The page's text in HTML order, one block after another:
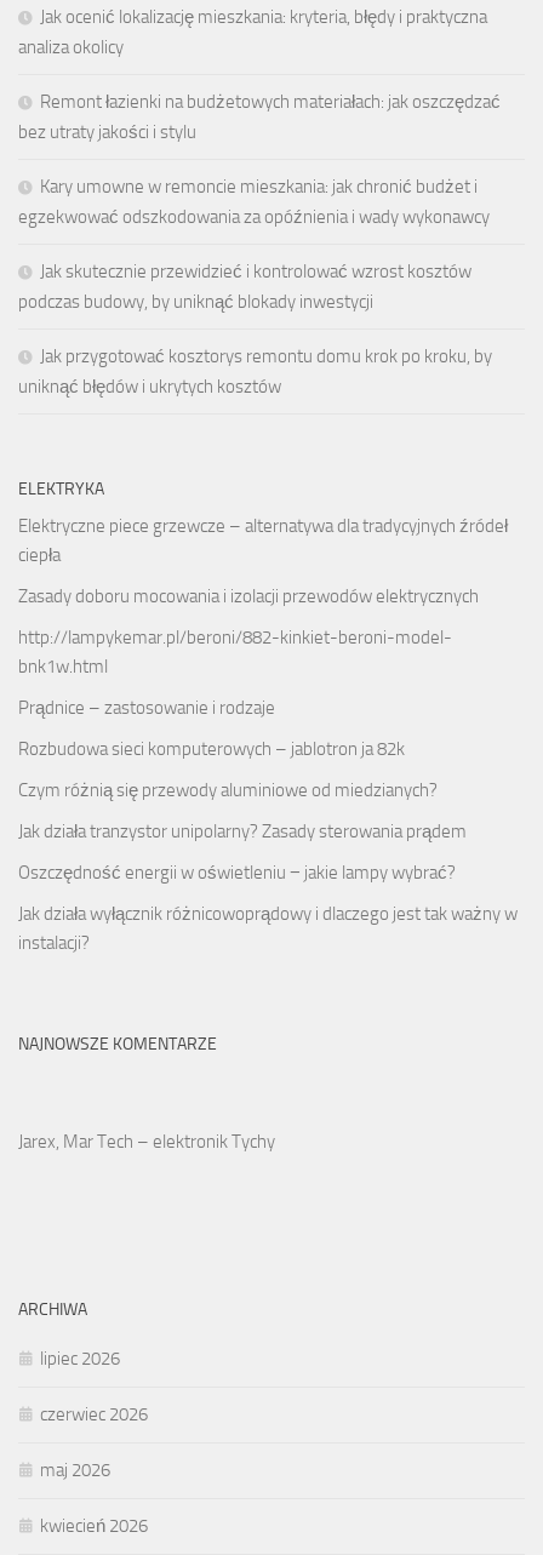
Jak ocenić lokalizację mieszkania: kryteria, błędy i praktyczna
analiza okolicy
Remont łazienki na budżetowych materiałach: jak oszczędzać
bez utraty jakości i stylu
Kary umowne w remoncie mieszkania: jak chronić budżet i
egzekwować odszkodowania za opóźnienia i wady wykonawcy
Jak skutecznie przewidzieć i kontrolować wzrost kosztów
podczas budowy, by uniknąć blokady inwestycji
Jak przygotować kosztorys remontu domu krok po kroku, by
uniknąć błędów i ukrytych kosztów
ELEKTRYKA
Elektryczne piece grzewcze – alternatywa dla tradycyjnych źródeł
ciepła
Zasady doboru mocowania i izolacji przewodów elektrycznych
http://lampykemar.pl/beroni/882-kinkiet-beroni-model-
bnk1w.html
Prądnice – zastosowanie i rodzaje
Rozbudowa sieci komputerowych – jablotron ja 82k
Czym różnią się przewody aluminiowe od miedzianych?
Jak działa tranzystor unipolarny? Zasady sterowania prądem
Oszczędność energii w oświetleniu − jakie lampy wybrać?
Jak działa wyłącznik różnicowoprądowy i dlaczego jest tak ważny w
instalacji?
NAJNOWSZE KOMENTARZE
Jarex, Mar Tech – elektronik Tychy
ARCHIWA
lipiec 2026
czerwiec 2026
maj 2026
kwiecień 2026